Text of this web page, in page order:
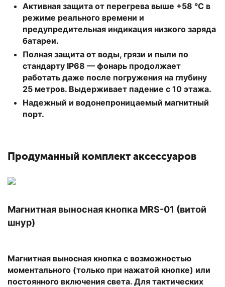
Активная защита от перегрева выше +58 °С в
режиме реального времени и
предупредительная индикация низкого заряда
батареи.
Полная защита от воды, грязи и пыли по
стандарту IP68 — фонарь продолжает
работать даже после погружения на глубину
25 метров. Выдерживает падение с 10 этажа.
Надежный и водонепроницаемый магнитный
порт.
Продуманный комплект аксессуаров
Магнитная выносная кнопка MRS-01 (витой
шнур)
Магнитная выносная кнопка с возможностью
моментального (только при нажатой кнопке) или
постоянного включения света. Для тактических